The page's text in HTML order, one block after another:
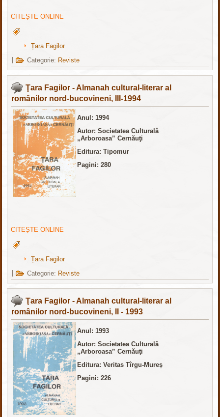
CITEȘTE ONLINE
Țara Fagilor
Categorie: Reviste
Ţara Fagilor - Almanah cultural-literar al
românilor nord-bucovineni, III-1994
Anul: 1994
Autor: Societatea Culturală
„Arboroasa” Cernăuţi
Editura: Tipomur
Pagini: 280
CITEȘTE ONLINE
Țara Fagilor
Categorie: Reviste
Ţara Fagilor - Almanah cultural-literar al
românilor nord-bucovineni, II - 1993
Anul: 1993
Autor: Societatea Culturală
„Arboroasa” Cernăuţi
Editura: Veritas Tîrgu-Mureș
Pagini: 226